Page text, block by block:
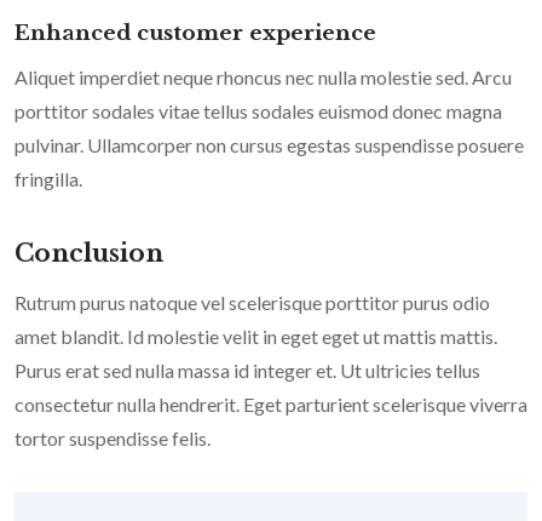
Enhanced customer experience
Aliquet imperdiet neque rhoncus nec nulla molestie sed. Arcu
porttitor sodales vitae tellus sodales euismod donec magna
pulvinar. Ullamcorper non cursus egestas suspendisse posuere
fringilla.
Conclusion
Rutrum purus natoque vel scelerisque porttitor purus odio
amet blandit. Id molestie velit in eget eget ut mattis mattis.
Purus erat sed nulla massa id integer et. Ut ultricies tellus
consectetur nulla hendrerit. Eget parturient scelerisque viverra
tortor suspendisse felis.